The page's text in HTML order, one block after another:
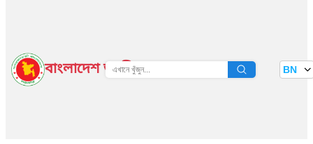
বাংলাদেশ জাতীয় তথ্য বাতায়ন BN